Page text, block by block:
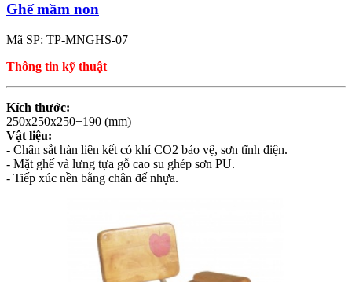
Ghế mầm non
Mã SP: TP-MNGHS-07
Thông tin kỹ thuật
Kích thước:
250x250x250+190 (mm)
Vật liệu:
- Chân sắt hàn liên kết có khí CO2 bảo vệ, sơn tĩnh điện.
- Mặt ghế và lưng tựa gỗ cao su ghép sơn PU.
- Tiếp xúc nền bằng chân đế nhựa.